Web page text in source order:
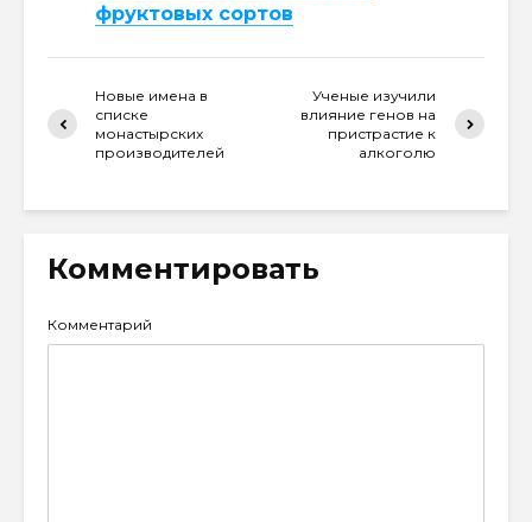
фруктовых сортов
Новые имена в
списке
монастырских
производителей
Ученые изучили
влияние генов на
пристрастие к
алкоголю
Комментировать
Комментарий